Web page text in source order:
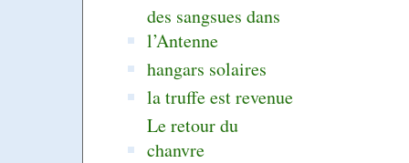
des sangsues dans
l’Antenne
hangars solaires
la truffe est revenue
Le retour du
chanvre